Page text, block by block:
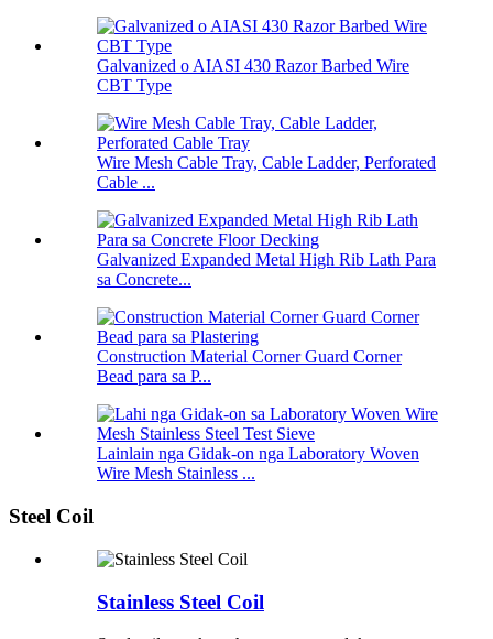
Galvanized o AIASI 430 Razor Barbed Wire
CBT Type
Wire Mesh Cable Tray, Cable Ladder, Perforated
Cable ...
Galvanized Expanded Metal High Rib Lath Para
sa Concrete...
Construction Material Corner Guard Corner
Bead para sa P...
Lainlain nga Gidak-on nga Laboratory Woven
Wire Mesh Stainless ...
Steel Coil
Stainless Steel Coil